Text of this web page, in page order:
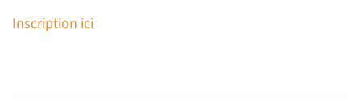
Inscription ici